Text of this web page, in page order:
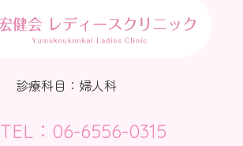
診療科目：婦人科
TEL：06-6556-0315